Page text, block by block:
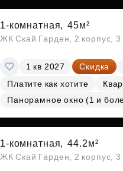
1-комнатная, 45м²
ЖК Скай Гарден, 2 корпус,
1 кв 2027 Скидка
Платите как хотите
Панорамное окно (1 и
1-комнатная, 44.2м²
ЖК Скай Гарден, 2 корпус,